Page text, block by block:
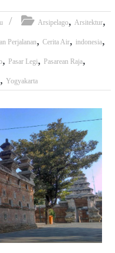
Arsipelago, Arsitektur,
Perjalanan, Cerita Air, indonesia,
, Pasar Legi, Pasarean Raja,
, Yogyakarta